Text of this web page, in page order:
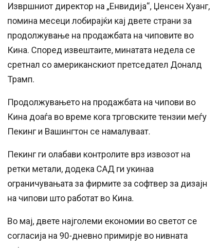
Извршниот директор на „Енвидија“, Џенсен Хуанг,
помина месеци лобирајќи кај двете страни за
продолжување на продажбата на чиповите во
Кина. Според извештаите, минатата недела се
сретнал со американскиот претседател Доналд
Трамп.
Продолжувањето на продажбата на чипови во
Кина доаѓа во време кога трговските тензии меѓу
Пекинг и Вашингтон се намалуваат.
Пекинг ги олабави контролите врз извозот на
ретки метали, додека САД ги укинаа
ограничувањата за фирмите за софтвер за дизајн
на чипови што работат во Кина.
Во мај, двете најголеми економии во светот се
согласија на 90-дневно примирје во нивната